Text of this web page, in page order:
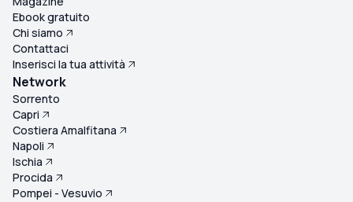
Ebook gratuito
Chi siamo
Contattaci
Inserisci la tua attività
Network
Sorrento
Capri
Costiera Amalfitana
Napoli
Ischia
Procida
Pompei - Vesuvio